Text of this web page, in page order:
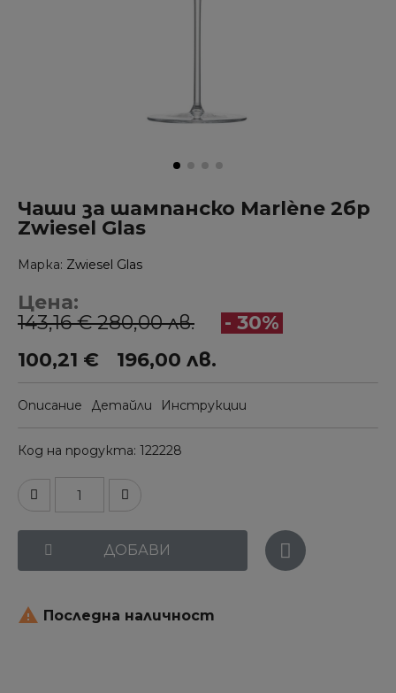
Чаши за шампанско Marlène 2бр
Zwiesel Glas
Марка Zwiesel Glas
Цена:
143,16 € 280,00 лв.
- 30%
100,21 €
196,00 лв.
Описание Детайли Инструкции
Код на продукта 122228
ДОБАВИ
 Последна наличност